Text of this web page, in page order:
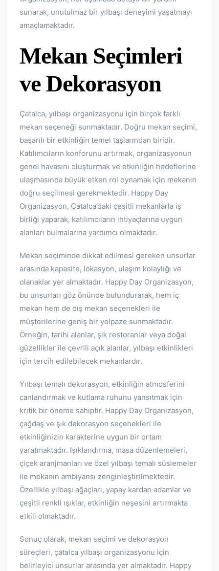
sunarak, unutulmaz bir yılbaşı deneyimi yaşatmayı
amaçlamaktadır.
Mekan Seçimleri
ve Dekorasyon
Çatalca, yılbaşı organizasyonu için birçok farklı
mekan seçeneği sunmaktadır. Doğru mekan seçimi,
başarılı bir etkinliğin temel taşlarından biridir.
Katılımcıların konforunu artırmak, organizasyonun
genel havasını oluşturmak ve etkinliğin hedeflerine
ulaşmasında büyük etken rol oynamak için mekanın
doğru seçilmesi gerekmektedir. Happy Day
Organizasyon, Çatalca’daki çeşitli mekanlarla iş
birliği yaparak, katılımcıların ihtiyaçlarına uygun
alanları bulmalarına yardımcı olmaktadır.
Mekan seçiminde dikkat edilmesi gereken unsurlar
arasında kapasite, lokasyon, ulaşım kolaylığı ve
olanaklar yer almaktadır. Happy Day Organizasyon,
bu unsurları göz önünde bulundurarak, hem iç
mekan hem de dış mekan seçenekleri ile
müşterilerine geniş bir yelpaze sunmaktadır.
Örneğin, tarihi alanlar, şık restoranlar veya doğal
güzellikler ile çevrili açık alanlar, yılbaşı etkinlikleri
için tercih edilebilecek mekanlardır.
Yılbaşı temalı dekorasyon, etkinliğin atmosferini
canlandırmak ve kutlama ruhunu yansıtmak için
kritik bir öneme sahiptir. Happy Day Organizasyon,
çağdaş ve şık dekorasyon seçenekleri ile
etkinliğinizin karakterine uygun bir ortam
yaratmaktadır. Işıklandırma, masa düzenlemeleri,
çiçek aranjmanları ve özel yılbaşı temalı süslemeler
ile mekanın ambiyansı zenginleştirilmektedir.
Özellikle yılbaşı ağaçları, yapay kardan adamlar ve
çeşitli renkli ışıklar, etkinliğin neşesini artırmakta
etkili olmaktadır.
Sonuç olarak, mekan seçimi ve dekorasyon
süreçleri, çatalca yılbaşı organizasyonu için
belirleyici unsurlar arasında yer almaktadır. Happy